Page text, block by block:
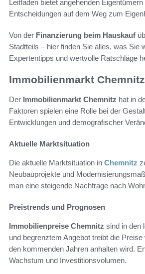
Leitfaden bietet angehenden
Entscheidungen auf dem Weg zum
Von der Finanzierung beim Hauskauf
Stadtteils – hier finden Sie alles, was Sie
Expertentipps und wertvolle Ratschläge
Immobilienmarkt
Der Immobilienmarkt Chemnitz hat in
Faktoren spielen eine Rolle bei der
Entwicklungen und demografischer
Aktuelle Marktsituation
Die aktuelle Marktsituation in Chemnitz
Neubauprojekte und
man eine steigende Nachfrage nach
Preistrends und Prognosen
Immobilienpreise Chemnitz sind in den
und begrenztem Angebot treibt die
den kommenden Jahren anhalten wird.
Wachstum und Investitionsvolumen.